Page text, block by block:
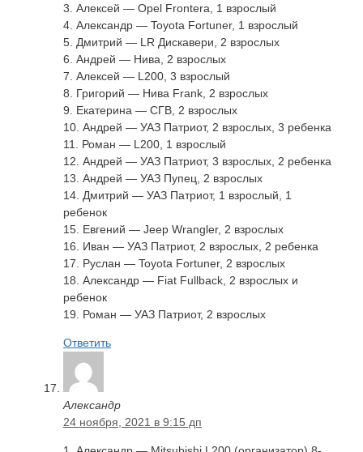
3. Алексей — Opel Frontera, 1 взрослый
4. Александр — Toyota Fortuner, 1 взрослый
5. Дмитрий — LR Дискавери, 2 взрослых
6. Андрей — Нива, 2 взрослых
7. Алексей — L200, 3 взрослый
8. Григорий — Нива Frank, 2 взрослых
9. Екатерина — CГВ, 2 взрослых
10. Андрей — УАЗ Патриот, 2 взрослых, 3 ребенка
11. Роман — L200, 1 взрослый
12. Андрей — УАЗ Патриот, 3 взрослых, 2 ребенка
13. Андрей — УАЗ Пупец, 2 взрослых
14. Дмитрий — УАЗ Патриот, 1 взрослый, 1
ребенок
15. Евгений — Jeep Wrangler, 2 взрослых
16. Иван — УАЗ Патриот, 2 взрослых, 2 ребенка
17. Руслан — Toyota Fortuner, 2 взрослых
18. Александр — Fiat Fullback, 2 взрослых и
ребенок
19. Роман — УАЗ Патриот, 2 взрослых
Ответить
Александр
24 ноября, 2021 в 9:15 дп